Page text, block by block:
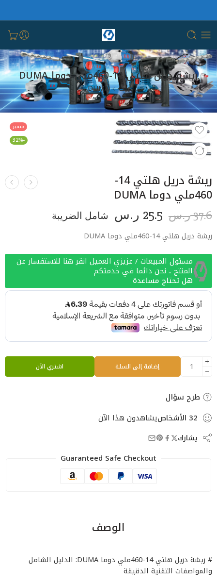
ريشة دريل هلتي 14-460ملي دوما DUMA
بيت DUMA
متميز
-32%
ريشة دريل هلتي 14-
460ملي دوما DUMA
37.6 ر.س 25.5 ر.س شامل الضريبة
ريشة دريل هلتي 14-460ملي دوما DUMA
مسئول المبيعات / عزيزي العميل انقر هنا للاستفسار عن
المنتج .. نحن دائما في خدمتكم
هل تحتاج مساعدة
إضافة إلى السلة اشتري الآن
طرح سؤال
32 الأشخاصيشاهدون هذا الآن
يشارك
Guaranteed Safe Checkout
الوصف
# ريشة دريل هلتي 14-460ملي دوما DUMA: الدليل الشامل
والمواصفات التقنية الدقيقة